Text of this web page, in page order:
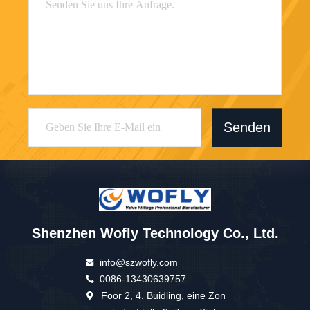
Senden
Shenzhen Wofly Technology Co., Ltd.
info@szwofly.com
0086-13430639757
Foor 2, 4. Buidling, eine Zon